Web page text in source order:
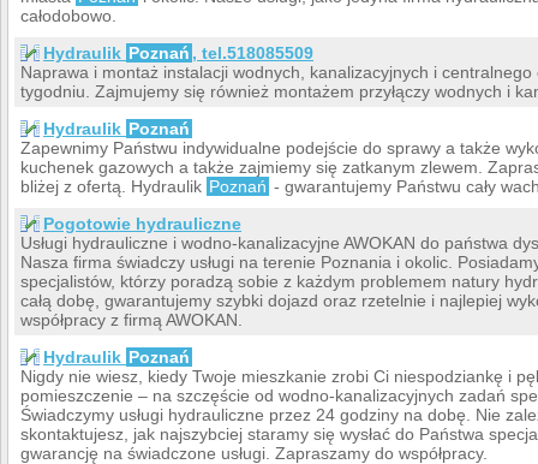
całodobowo.
Hydraulik Poznań , tel.518085509
Naprawa i montaż instalacji wodnych, kanalizacyjnych i
tygodniu. Zajmujemy się również montażem przyłączy wodnych i
Hydraulik Poznań
Zapewnimy Państwu indywidualne podejście do sprawy a także
kuchenek gazowych a także zajmiemy się zatkanym zlewem.
bliżej z ofertą. Hydraulik Poznań - gwarantujemy Państwu cały
Pogotowie hydrauliczne
Usługi hydrauliczne i wodno-kanalizacyjne AWOKAN do państwa
Nasza firma świadczy usługi na terenie Poznania i okolic.
specjalistów, którzy poradzą sobie z każdym problemem natury
całą dobę, gwarantujemy szybki dojazd oraz rzetelnie i najlepiej
współpracy z firmą AWOKAN.
Hydraulik Poznań
Nigdy nie wiesz, kiedy Twoje mieszkanie zrobi Ci niespodziankę i
pomieszczenie – na szczęście od wodno-kanalizacyjnych zadań
Świadczymy usługi hydrauliczne przez 24 godziny na dobę. Nie
skontaktujesz, jak najszybciej staramy się wysłać do Państwa
gwarancję na świadczone usługi. Zapraszamy do współpracy.